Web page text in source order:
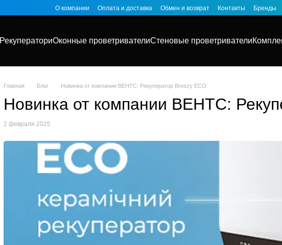
О компании Оплата и доставка Обмен и возврат Контакты Бренды
РекуператориОконные проветривателиСтеновые проветриватели
Главная Блог Новинка от компании ВЕНТС: Рекуператор Breezy ECO
Новинка от компании ВЕНТС:
2 февраля 2025